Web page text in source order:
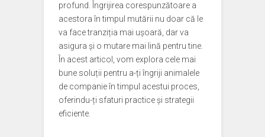
profund. Îngrijirea corespunzătoare a
acestora în timpul mutării nu doar că le
va face tranziția mai ușoară, dar va
asigura și o mutare mai lină pentru tine.
În acest articol, vom explora cele mai
bune soluții pentru a-ți îngriji animalele
de companie în timpul acestui proces,
oferindu-ți sfaturi practice și strategii
eficiente.